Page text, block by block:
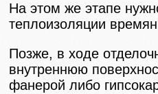
На этом же этапе
теплоизоляции
Позже, в ходе
внутреннюю
фанерой либо